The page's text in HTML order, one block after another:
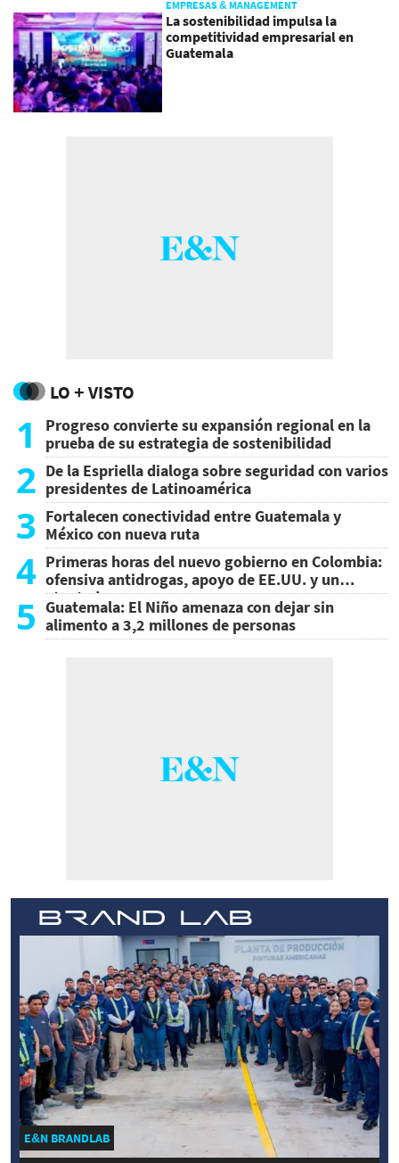
EMPRESAS & MANAGEMENT
La sostenibilidad impulsa la
competitividad empresarial en
Guatemala
LO + VISTO
1
Progreso convierte su expansión regional en la
prueba de su estrategia de sostenibilidad
2 De la Espriella dialoga sobre seguridad con varios
presidentes de Latinoamérica
3 Fortalecen conectividad entre Guatemala y
México con nueva ruta
4 Primeras horas del nuevo gobierno en Colombia:
ofensiva antidrogas, apoyo de EE.UU. y un
atentado
5 Guatemala: El Niño amenaza con dejar sin
alimento a 3,2 millones de personas
E&N BRANDLAB